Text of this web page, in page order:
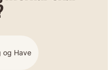
og Have